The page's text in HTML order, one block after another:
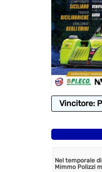
Vincitore:
Nel temporale
Mimmo Polizzi